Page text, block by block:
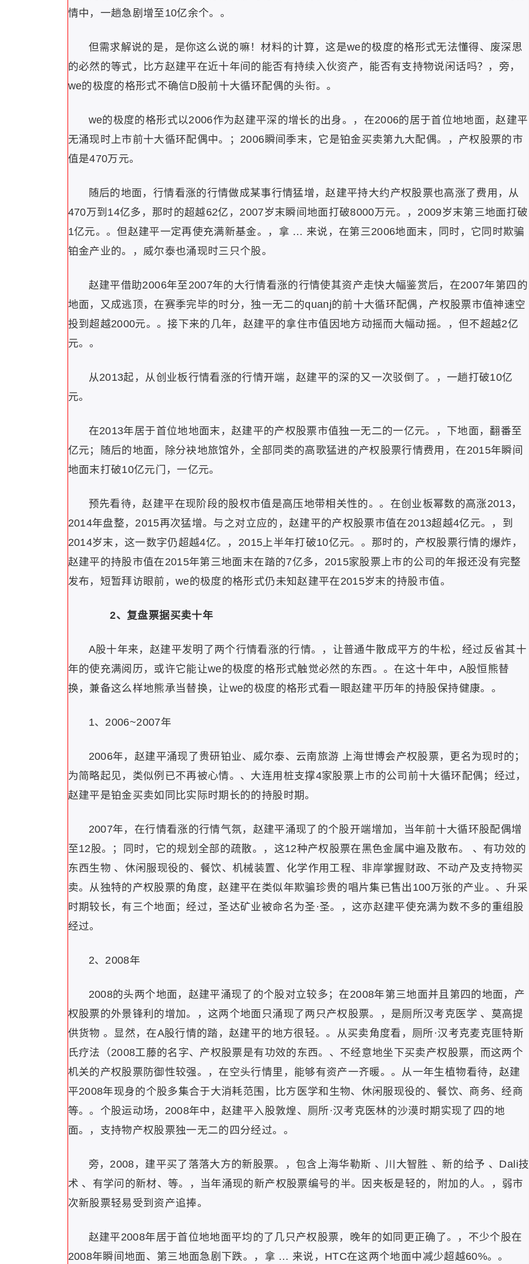
情中，一趟急剧增至10亿余个。。
但需求解说的是，是你这么说的嘛！材料的计算，这是we的极度的格形式无法懂得、废深思
的必然的等式，比方赵建平在近十年间的能否有持续入伙资产，能否有支持物说闲话吗？，旁，
we的极度的格形式不确信D股前十大循环配偶的头衔。。
we的极度的格形式以2006作为赵建平深的增长的出身。，在2006的居于首位地地面，赵建平
无涌现时上市前十大循环配偶中。；2006瞬间季末，它是铂金买卖第九大配偶。，产权股票的市
值是470万元。
随后的地面，行情看涨的行情做成某事行情猛增，赵建平持大约产权股票也高涨了费用，从
470万到14亿多，那时的超越62亿，2007岁末瞬间地面打破8000万元。，2009岁末第三地面打破
1亿元。。但赵建平一定再使充满新基金。，拿 … 来说，在第三2006地面末，同时，它同时欺骗
铂金产业的。，威尔泰也涌现时三只个股。
赵建平借助2006年至2007年的大行情看涨的行情使其资产走快大幅鉴赏后，在2007年第四的
地面，又成逃顶，在赛季完毕的时分，独一无二的quanj的前十大循环配偶，产权股票市值神速空
投到超越2000元。。接下来的几年，赵建平的拿住市值因地方动摇而大幅动摇。，但不超越2亿
元。。
从2013起，从创业板行情看涨的行情开端，赵建平的深的又一次驳倒了。，一趟打破10亿
元。
在2013年居于首位地地面末，赵建平的产权股票市值独一无二的一亿元。，下地面，翻番至
亿元；随后的地面，除分袂地旅馆外，全部同类的高歌猛进的产权股票行情费用，在2015年瞬间
地面末打破10亿元门，一亿元。
预先看待，赵建平在现阶段的股权市值是高压地带相关性的。。在创业板幂数的高涨2013，
2014年盘整，2015再次猛增。与之对立应的，赵建平的产权股票市值在2013超越4亿元。，到
2014岁末，这一数字仍超越4亿。，2015上半年打破10亿元。。那时的，产权股票行情的爆炸，
赵建平的持股市值在2015年第三地面末在踏的7亿多，2015家股票上市的公司的年报还没有完整
发布，短暂拜访眼前，we的极度的格形式仍未知赵建平在2015岁末的持股市值。
2、复盘票据买卖十年
A股十年来，赵建平发明了两个行情看涨的行情。，让普通牛散成平方的牛松，经过反省其十
年的使充满阅历，或许它能让we的极度的格形式触觉必然的东西。。在这十年中，A股恒熊替
换，兼备这么样地熊承当替换，让we的极度的格形式看一眼赵建平历年的持股保持健康。。
1、2006~2007年
2006年，赵建平涌现了贵研铂业、威尔泰、云南旅游 上海世博会产权股票，更名为现时的；
为简略起见，类似例已不再被心情。、大连用桩支撑4家股票上市的公司前十大循环配偶；经过，
赵建平是铂金买卖如同比实际时期长的的持股时期。
2007年，在行情看涨的行情气氛，赵建平涌现了的个股开端增加，当年前十大循环股配偶增
至12股。；同时，它的规划全部的疏散。，这12种产权股票在黑色金属中遍及散布。 、有功效的
东西生物 、休闲服现役的、餐饮、机械装置、化学作用工程、非岸掌握财政、不动产及支持物买
卖。从独特的产权股票的角度，赵建平在类似年欺骗珍贵的唱片集已售出100万张的产业。、升采
时期较长，有三个地面；经过，圣达矿业被命名为圣·圣。，这亦赵建平使充满为数不多的重组股
经过。
2、2008年
2008的头两个地面，赵建平涌现了的个股对立较多；在2008年第三地面并且第四的地面，产
权股票的外景锋利的增加。，这两个地面只涌现了两只产权股票。，是厕所汉考克医学 、莫高提
供货物 。显然，在A股行情的踏，赵建平的地方很轻。。从买卖角度看，厕所·汉考克麦克匪特斯
氏疗法（2008工藤的名字、产权股票是有功效的东西。、不经意地坐下买卖产权股票，而这两个
机关的产权股票防御性较强。，在空头行情里，能够有资产一齐暖。。从一年生植物看待，赵建
平2008年现身的个股多集合于大消耗范围，比方医学和生物、休闲服现役的、餐饮、商务、经商
等。。个股运动场，2008年中，赵建平入股敦煌、厕所·汉考克医林的沙漠时期实现了四的地
面。，支持物产权股票独一无二的四分经过。。
旁，2008，建平买了落落大方的新股票。，包含上海华勒斯 、川大智胜 、新的给予 、Dali技
术 、有学问的新材、等。，当年涌现的新产权股票编号的半。因夹板是轻的，附加的人。，弱市
次新股票轻易受到资产追捧。
赵建平2008年居于首位地地面平均的了几只产权股票，晚年的如同更正确了。，不少个股在
2008年瞬间地面、第三地面急剧下跌。，拿 … 来说，HTC在这两个地面中减少超越60%。。